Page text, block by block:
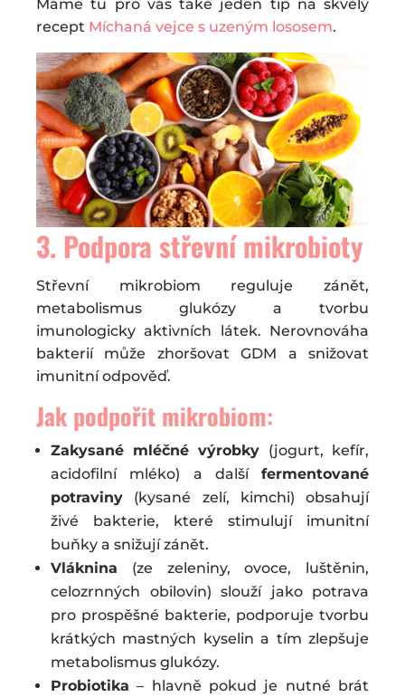
Máme tu pro vás také jeden tip na skvělý
recept Míchaná vejce s uzeným lososem.
3. Podpora střevní mikrobioty
Střevní mikrobiom reguluje zánět,
metabolismus glukózy a tvorbu
imunologicky aktivních látek. Nerovnováha
bakterií může zhoršovat GDM a snižovat
imunitní odpověď.
Jak podpořit mikrobiom:
Zakysané mléčné výrobky (jogurt, kefír,
acidofilní mléko) a další fermentované
potraviny (kysané zelí, kimchi) obsahují
živé bakterie, které stimulují imunitní
buňky a snižují zánět.
Vláknina (ze zeleniny, ovoce, luštěnin,
celozrnných obilovin) slouží jako potrava
pro prospěšné bakterie, podporuje tvorbu
krátkých mastných kyselin a tím zlepšuje
metabolismus glukózy.
Probiotika – hlavně pokud je nutné brát